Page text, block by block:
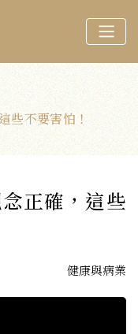
些不要害怕！
正確，這些
健康與病業